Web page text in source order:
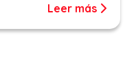
Leer más